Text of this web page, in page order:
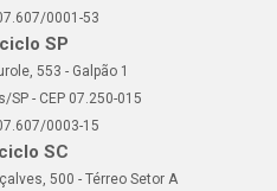
0001-53
SP
553 - Galpão 1
SP - CEP 07.250-015
0003-15
SC
500 - Térreo Setor A